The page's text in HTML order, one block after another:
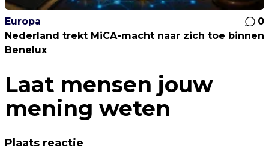
Europa
0
Nederland trekt MiCA-macht naar zich toe binnen
Benelux
Laat mensen jouw
mening weten
Plaats reactie